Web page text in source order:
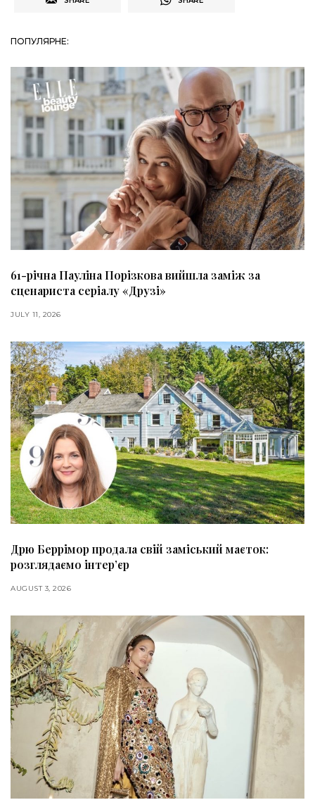
ПОПУЛЯРНЕ:
61-річна Пауліна Порізкова вийшла заміж за
сценариста серіалу «Друзі»
JULY 11, 2026
Дрю Беррімор продала свій заміський маєток:
розглядаємо інтер’єр
AUGUST 3, 2026